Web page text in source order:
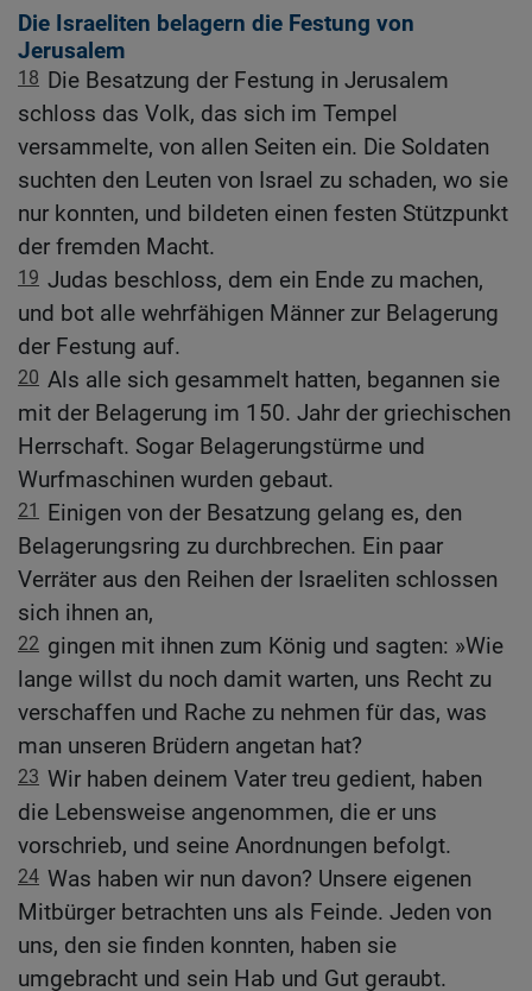
Die Israeliten belagern die Festung von
Jerusalem
18 Die Besatzung der Festung in Jerusalem
schloss das Volk, das sich im Tempel
versammelte, von allen Seiten ein. Die Soldaten
suchten den Leuten von Israel zu schaden, wo sie
nur konnten, und bildeten einen festen Stützpunkt
der fremden Macht.
19 Judas beschloss, dem ein Ende zu machen,
und bot alle wehrfähigen Männer zur Belagerung
der Festung auf.
20 Als alle sich gesammelt hatten, begannen sie
mit der Belagerung im 150. Jahr der griechischen
Herrschaft. Sogar Belagerungstürme und
Wurfmaschinen wurden gebaut.
21
Einigen von der Besatzung gelang es, den
Belagerungsring zu durchbrechen. Ein paar
Verräter aus den Reihen der Israeliten schlossen
sich ihnen an,
22 gingen mit ihnen zum König und sagten: »Wie
lange willst du noch damit warten, uns Recht zu
verschaffen und Rache zu nehmen für das, was
man unseren Brüdern angetan hat?
23 Wir haben deinem Vater treu gedient, haben
die Lebensweise angenommen, die er uns
vorschrieb, und seine Anordnungen befolgt.
24 Was haben wir nun davon? Unsere eigenen
Mitbürger betrachten uns als Feinde. Jeden von
uns, den sie finden konnten, haben sie
umgebracht und sein Hab und Gut geraubt.